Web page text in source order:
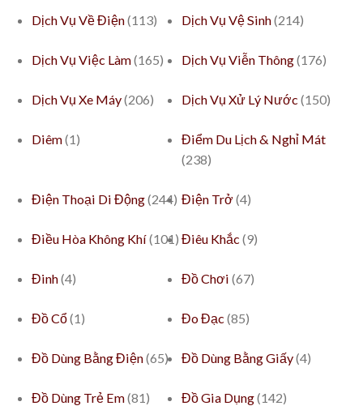
Dịch Vụ Về Điện(113) Dịch Vụ Vệ Sinh(214)
Dịch Vụ Việc Làm(165) Dịch Vụ Viễn Thông(176)
Dịch Vụ Xe Máy(206) Dịch Vụ Xử Lý Nước(150)
Diêm(1)
Điểm Du Lịch & Nghỉ Mát
(238)
Điện Thoại Di Động(244) Điện Trở (4)
Điều Hòa Không Khí(101) Điêu Khắc(9)
Đinh(4) Đồ Chơi (67)
Đồ Cổ(1) Đo Đạc(85)
Đồ Dùng Bằng Điện(65) Đồ Dùng Bằng Giấy(4)
Đồ Dùng Trẻ Em(81) Đồ Gia Dụng(142)